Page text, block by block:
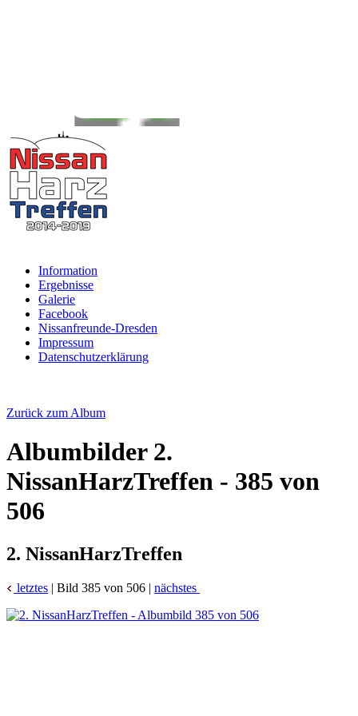
Information
Ergebnisse
Galerie
Facebook
Nissanfreunde-Dresden
Impressum
Datenschutzerklärung
Zurück zum Album
Albumbilder 2.
NissanHarzTreffen - 385 von
506
2. NissanHarzTreffen
letztes | Bild 385 von 506 | nächstes